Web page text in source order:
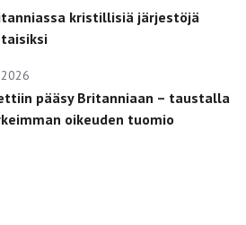
kristillisiä järjestöjä
pääsy Britanniaan – taustalla
oikeuden tuomio